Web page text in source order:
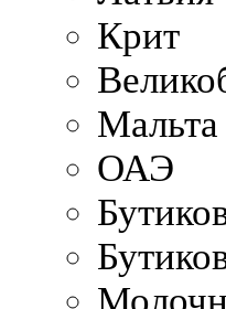
Крит
Мальта
ОАЭ